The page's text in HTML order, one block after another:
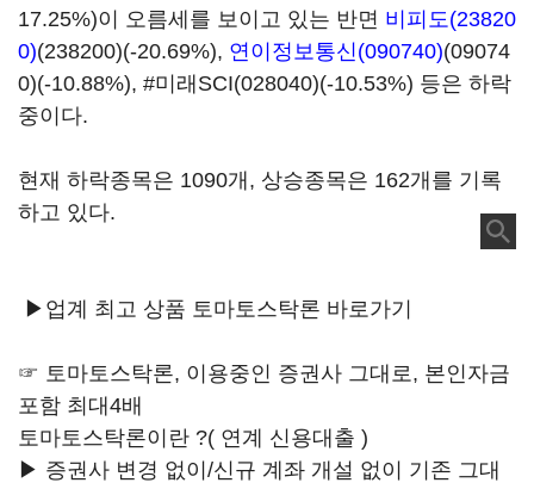
17.25%)이 오름세를 보이고 있는 반면 비피도(23820
0)(238200)(-20.69%), 연이정보통신(090740)(09074
0)(-10.88%), #미래SCI(028040)(-10.53%) 등은 하락
중이다.
현재 하락종목은 1090개, 상승종목은 162개를 기록
하고 있다.
▶업계 최고 상품 토마토스탁론 바로가기
☞ 토마토스탁론, 이용중인 증권사 그대로, 본인자금
포함 최대4배
토마토스탁론이란 ?( 연계 신용대출 )
▶ 증권사 변경 없이/신규 계좌 개설 없이 기존 그대